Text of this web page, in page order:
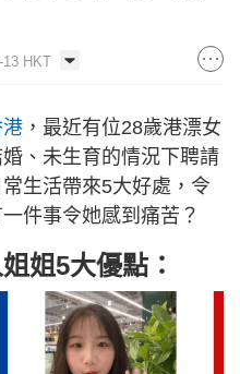
13 HKT
港 ，最近有位28歲港漂女
、未生育的情況下聘請
生活帶來5大好處，令
件事令她感到痛苦？
姐5大優點：